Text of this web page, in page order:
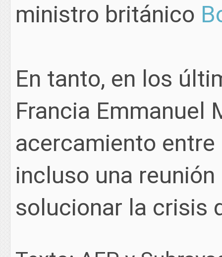
ministro británico
En tanto, en los
Francia Emmanuel
acercamiento
incluso una
solucionar la crisis